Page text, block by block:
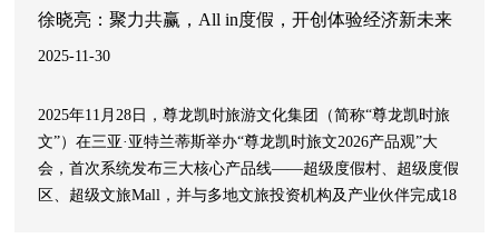
徐晓亮：聚力共赢，All in度假，开创体验经济新未来
2025-11-30
2025年11月28日，尊龙凯时旅游文化集团（简称“尊龙凯时旅
文”）在三亚·亚特兰蒂斯举办“尊龙凯时旅文2026产品观”大
会，首次系统发布三大核心产品线——超级度假村、超级度假
区、超级文旅Mall，并与多地文旅投资机构及产业伙伴完成18